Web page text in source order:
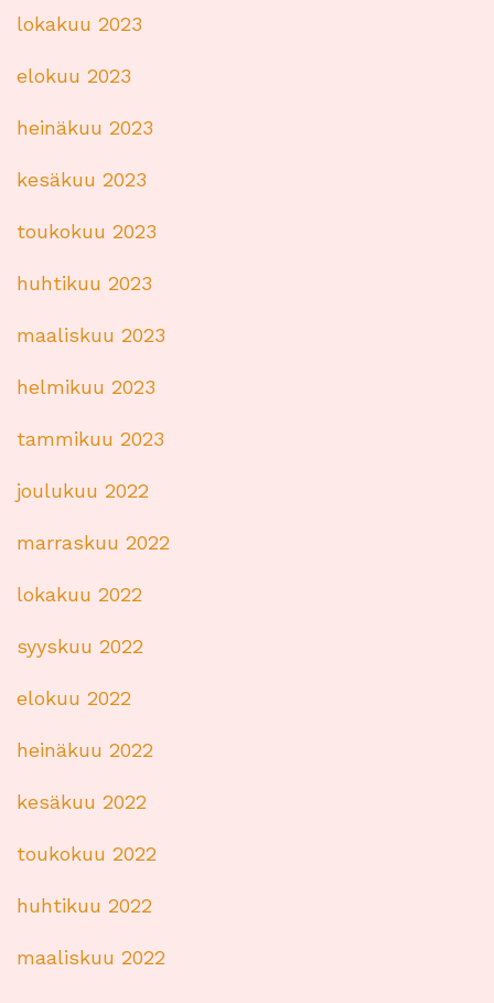
lokakuu 2023
elokuu 2023
heinäkuu 2023
kesäkuu 2023
toukokuu 2023
huhtikuu 2023
maaliskuu 2023
helmikuu 2023
tammikuu 2023
joulukuu 2022
marraskuu 2022
lokakuu 2022
syyskuu 2022
elokuu 2022
heinäkuu 2022
kesäkuu 2022
toukokuu 2022
huhtikuu 2022
maaliskuu 2022